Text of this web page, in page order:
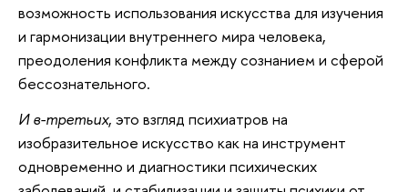
возможность использования искусства для изучения
и гармонизации внутреннего мира человека,
преодоления конфликта между сознанием и сферой
бессознательного.
И в-третьих, это взгляд психиатров на
изобразительное искусство как на инструмент
одновременно и диагностики психических